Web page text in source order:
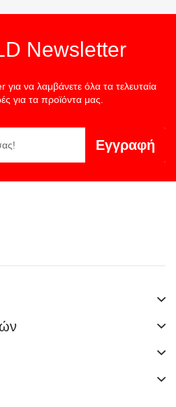
Newsletter
να λαμβάνετε όλα τα τελευταία
για τα προϊόντα μας.
Εγγραφή